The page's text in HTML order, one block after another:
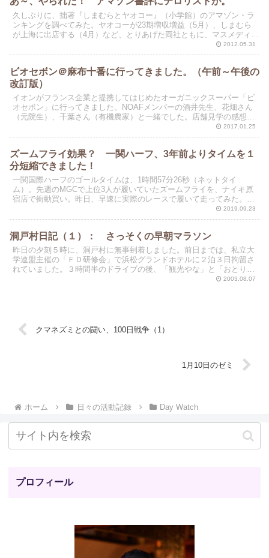
久しぶりに、拙著『しまむらとヤオコー』（小学館）のアマゾン・ラ
ンキングを調べてみた。ヤオコーが23期増収増益（5月）、しまむら
が上海に出店する（4月）など、とりあげた両社ともに、マスメディア
2012.05.31
ビオセボン＠麻布十番に行ってきました。（午前～午後の
改訂版）
イオンがフランス企業と提携してはじめたオーガニックスーパー「ビ
オセボン」に行ってきました。NOAFメンバーの酒井先生、花畑さん
（元院生）、千葉さん（有機農家）と一緒でした。店舗見学の感想
を、本ブログにアップします。とりあえずの感想を箇条書き...2017.01.25
ズームフライ効果？ 一関ハーフ、3年前よりタイムを１
分短縮できました！
一関国際ハーフのゴールタイムは、1時間57分26秒（ネットタイ
ム）。先週のMGCで上位3人が履いていたズームフライを、ナイキ原
宿店で衝動買い。昨日、早速に実際のレースで履いて走ってみた。結
2019.09.23
洞戸村日記（１）： さっそくの早朝マラソン
昨日の夕刻５時に、洞戸村に無事到着しました。前日までは、私立大
学連盟主催の「ＦＤ研修会」で浜松グランドホテルに２泊３日拘留さ
れていました。３時間半のドライブの後、「観光やな」と「おとり
鮎」の看板を目印に、迷いながらもどうにか洞戸村に到達でき...2003.08.07
クマネズミとの闘い、100日戦争（1）
1月10日のゼミ
ホーム 日々の活動記録 Day Watch
プロフィール